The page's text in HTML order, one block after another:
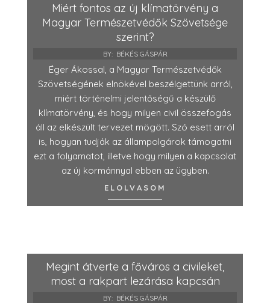
Miért fontos az új klímatörvény a
Magyar Természetvédők Szövetsége
szerint?
BY: BÉKÉS GÁSPÁR
Éger Ákossal, a Magyar Természetvédők
Szövetségének elnökével beszélgettünk arról,
miért történelmi jelentőségű a készülő
klímatörvény, és hogy milyen civil összefogás
áll az elkészült tervezet mögött. Szó esett arról
is, hogyan tudják az állampolgárok támogatni
ezt a folyamatot, illetve hogy milyen a kapcsolat
az új kormánnyal ebben az ügyben.
ELOLVASOM
Megint átverte a főváros a civileket,
most a rakpart lezárása kapcsán
BY: BÉKÉS GÁSPÁR